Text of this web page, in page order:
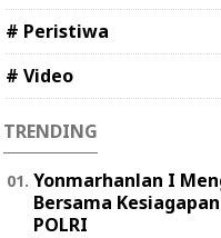
# Peristiwa
# Video
TRENDING
Yonmarhanlan I
Bersama
POLRI